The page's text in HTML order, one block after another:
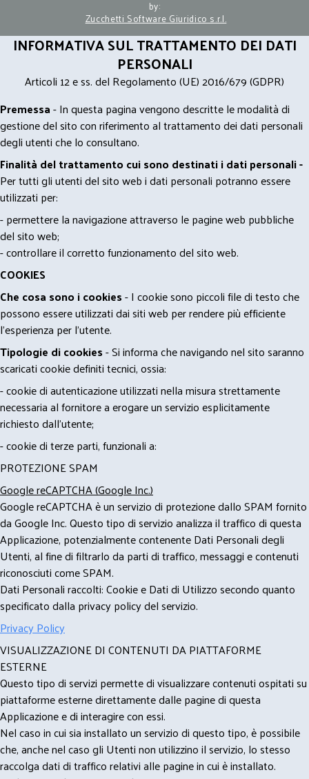
by:
Zucchetti Software Giuridico s.r.l.
INFORMATIVA SUL TRATTAMENTO DEI DATI
PERSONALI
Articoli 12 e ss. del Regolamento (UE) 2016/679 (GDPR)
Premessa- In questa pagina vengono descritte le modalità di
gestione del sito con riferimento al trattamento dei dati personali
degli utenti che lo consultano.
Finalità del trattamento cui sono destinati i dati personali -
Per tutti gli utenti del sito web i dati personali potranno essere
utilizzati per:
- permettere la navigazione attraverso le pagine web pubbliche
del sito web;
- controllare il corretto funzionamento del sito web.
COOKIES
Che cosa sono i cookies- I cookie sono piccoli file di testo che
possono essere utilizzati dai siti web per rendere più efficiente
l'esperienza per l'utente.
Tipologie di cookies- Si informa che navigando nel sito saranno
scaricati cookie definiti tecnici, ossia:
- cookie di autenticazione utilizzati nella misura strettamente
necessaria al fornitore a erogare un servizio esplicitamente
richiesto dall'utente;
- cookie di terze parti, funzionali a:
PROTEZIONE SPAM
Google reCAPTCHA (Google Inc.)
Google reCAPTCHA è un servizio di protezione dallo SPAM fornito
da Google Inc. Questo tipo di servizio analizza il traffico di questa
Applicazione, potenzialmente contenente Dati Personali degli
Utenti, al fine di filtrarlo da parti di traffico, messaggi e contenuti
riconosciuti come SPAM.
Dati Personali raccolti: Cookie e Dati di Utilizzo secondo quanto
specificato dalla privacy policy del servizio.
Privacy Policy
VISUALIZZAZIONE DI CONTENUTI DA PIATTAFORME
ESTERNE
Questo tipo di servizi permette di visualizzare contenuti ospitati su
piattaforme esterne direttamente dalle pagine di questa
Applicazione e di interagire con essi.
Nel caso in cui sia installato un servizio di questo tipo, è possibile
che, anche nel caso gli Utenti non utilizzino il servizio, lo stesso
raccolga dati di traffico relativi alle pagine in cui è installato.